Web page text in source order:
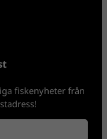
fiskenyheter från